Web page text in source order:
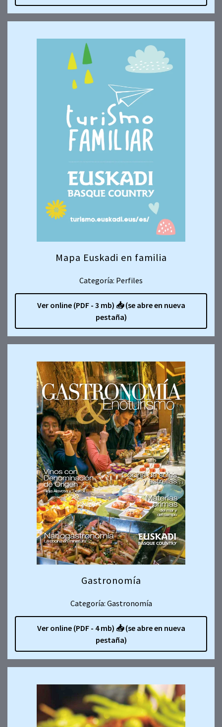
Mapa Euskadi en familia
Categoría: Perfiles
Ver online (PDF - 3 mb) 📥 (se abre en nueva
pestaña)
Gastronomía
Categoría: Gastronomía
Ver online (PDF - 4 mb) 📥 (se abre en nueva
pestaña)